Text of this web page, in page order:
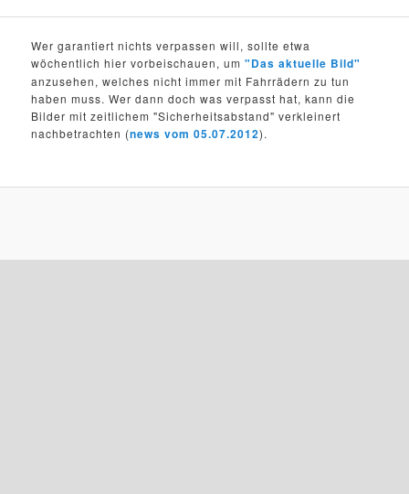
Wer garantiert nichts verpassen will, sollte etwa
wöchentlich hier vorbeischauen, um"Das aktuelle Bild"
anzusehen, welches nicht immer mit Fahrrädern zu tun
haben muss. Wer dann doch was verpasst hat, kann die
Bilder mit zeitlichem "Sicherheitsabstand" verkleinert
nachbetrachten (news vom 05.07.2012).